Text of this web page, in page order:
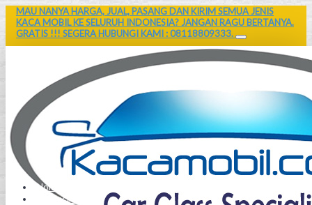
MAU NANYA HARGA, JUAL, PASANG DAN KIRIM SEMUA JENIS
KACA MOBIL KE SELURUH INDONESIA? JANGAN RAGU BERTANYA.
GRATIS !!! SEGERA HUBUNGI KAMI : 08118809333.
Home
Contact Us